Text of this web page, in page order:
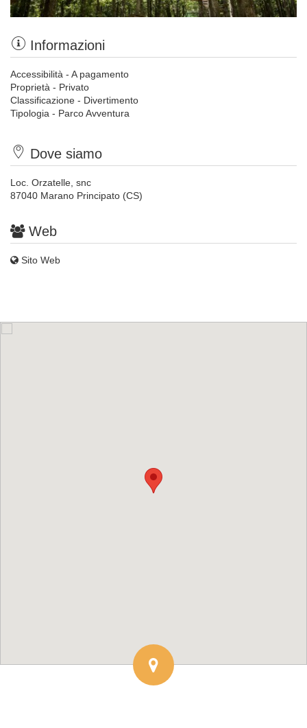
Informazioni
Accessibilità - A pagamento
Proprietà - Privato
Classificazione - Divertimento
Tipologia - Parco Avventura
Dove siamo
Loc. Orzatelle, snc
87040 Marano Principato (CS)
Web
Sito Web